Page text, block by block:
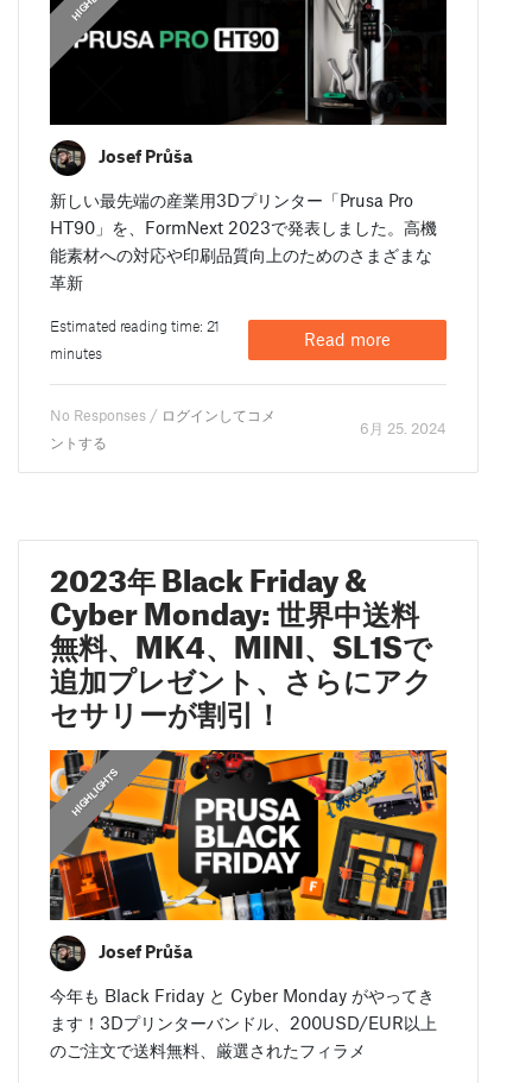
Josef Průša
新しい最先端の産業用3Dプリンター「Prusa Pro
HT90」を、FormNext 2023で発表しました。高機
能素材への対応や印刷品質向上のためのさまざまな
革新
Estimated reading time: 21
minutes
Read more
No Responses / ログインしてコメ
ントする
6月 25. 2024
2023年 Black Friday &
Cyber Monday: 世界中送料
無料、MK4、MINI、SL1Sで
追加プレゼント、さらにアク
セサリーが割引！
HIGHLIGHTS
Josef Průša
今年も Black Friday と Cyber Monday がやってき
ます！3Dプリンターバンドル、200USD/EUR以上
のご注文で送料無料、厳選されたフィラメ